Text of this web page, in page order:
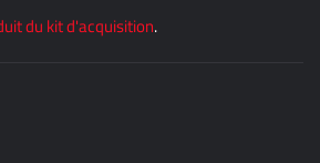
du kit d'acquisition.